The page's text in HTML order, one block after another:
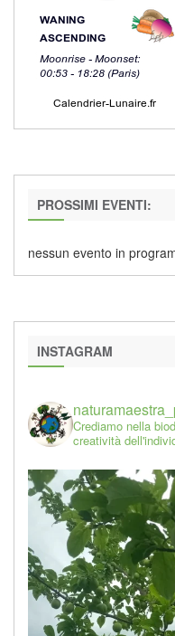
PROSSIMI EVENTI:
nessun evento in
INSTAGRAM
Crediamo nella
creatività